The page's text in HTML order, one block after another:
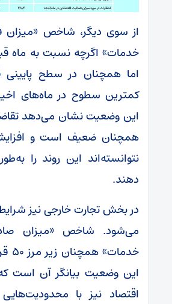
از سوی دیگر، شاخص «میزان
خدمات» اگرچه نسبت به ماه
اما همچنان در سطح پایینی
کمترین سطوح در ماه‌های
این وضعیت نشان می‌دهد تقاضا
همچنان ضعیف است و
نتوانسته‌اند این روند را
دهند.
در بخش تجارت خارجی نیز
می‌شود. شاخص «میزان
این وضعیت بیانگر آن است
اقتصاد نیز با